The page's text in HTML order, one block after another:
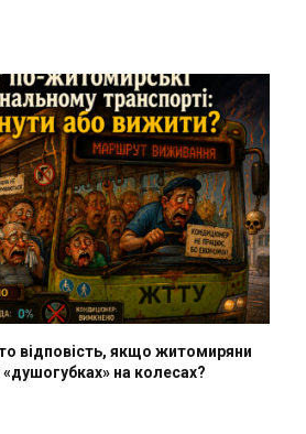
відповість, якщо житомиряни
на колесах?